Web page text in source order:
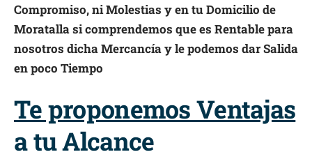
Compromiso, ni Molestias y en tu Domicilio de
Moratalla si comprendemos que es Rentable para
nosotros dicha Mercancía y le podemos dar Salida
en poco Tiempo
Te proponemos Ventajas
a tu Alcance